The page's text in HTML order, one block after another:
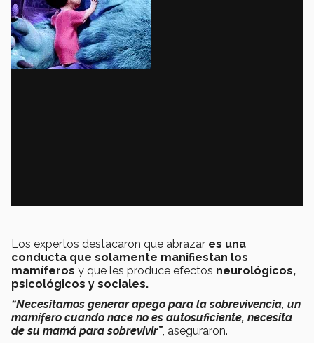
Los expertos destacaron que abrazar es una
conducta que solamente manifiestan los
mamíferos y que les produce efectos neurológicos,
psicológicos y sociales.
“Necesitamos generar apego para la sobrevivencia, un
mamífero cuando nace no es autosuficiente, necesita
de su mamá para sobrevivir”, aseguraron.